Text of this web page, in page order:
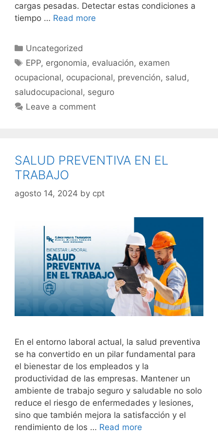
cargas pesadas. Detectar estas condiciones a
tiempo … Read more
Uncategorized
EPP, ergonomia, evaluación, examen
ocupacional, ocupacional, prevención, salud ,
saludocupacional, seguro
Leave a comment
SALUD PREVENTIVA EN EL
TRABAJO
agosto 14, 2024 by cpt
En el entorno laboral actual, la salud preventiva
se ha convertido en un pilar fundamental para
el bienestar de los empleados y la
productividad de las empresas. Mantener un
ambiente de trabajo seguro y saludable no solo
reduce el riesgo de enfermedades y lesiones,
sino que también mejora la satisfacción y el
rendimiento de los … Read more